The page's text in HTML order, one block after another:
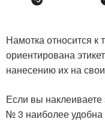
Намотка относится к
ориентирована
нанесению их на
Если вы
№ 3 наиболее